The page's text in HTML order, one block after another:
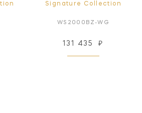
Signature Collection
WS2000BZ-WG
131 435 ₽